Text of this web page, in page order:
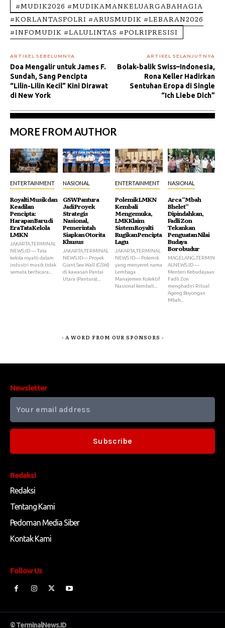
#MUDIK2026 #MUDIKAMANKELUARGABAHAGIA
#KORLANTASPOLRI #ARUSMUDIK #LEBARAN2026
#INFOMUDIK #LALULINTAS #POLRIPRESISI
ARTIKEL SEBELUMNYA
Doa Mengalir untuk James F.
Sundah, Sang Pencipta
“Lilin-Lilin Kecil” Kini Dirawat
di New York
ARTIKEL SELANJUTNYA
Bolak-balik Swiss–Indonesia,
Rona Keller Hadirkan
Sentuhan Eropa di Single
“Ich Liebe Dich”
MORE FROM AUTHOR
ENTERTAINMENT
Royalti Musik dan
Keadilan
Pencipta:
Harapan Baru di
Era Tata Kelola
LMKN
JAKARTA,TERMINAL
NEWS.ID — Tata
kelola royalti dalam
industri musik tidak
semata berbicara...
NASIONAL
GSW Pantura
Jadi Proyek
Strategis
Nasional,
Pemerintah
Siapkan Otorita
Khusus
JAKARTA,TERMINAL
NEWS.ID— Proyek
Giant Sea Wall (GSW)
di kawasan Pantai
Utara (Pantura)...
ENTERTAINMENT
Polemik LMKN
Kembali
Mengemuka,
LMK Klaim
Sistem Royalti
Rugikan Pencipta
Lagu
JAKARTA,TERMINAL
NEWS ID— Polemik
yang menyeret nama
Lembaga
Manajemen Kolektif
Nasional kembali...
NASIONAL
Arca “Mbah
Bhelet”
Dipindahkan,
Fadli Zon
Tekankan
Penguatan Nilai
Budaya
Borobudur
MAGELANG,TERMIN
ALNEWS.ID —
Menteri Kebudayaan
Fadli Zon
menghadiri Ritual
Ageng Boyongan
Mbah...
- A WORD FROM OUR SPONSORS -
Redaksi
Redaksi
Tentang Kami
Pedoman Media Siber
Kontak Kami
Follow Us
Newsletter
Subscribe
© TerminalNews.ID